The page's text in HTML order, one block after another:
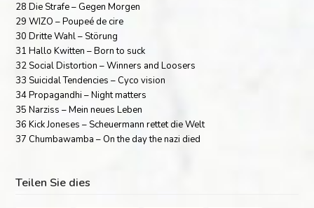
28 Die Strafe – Gegen Morgen
29 WIZO – Poupeé de cire
30 Dritte Wahl – Störung
31 Hallo Kwitten – Born to suck
32 Social Distortion – Winners and Loosers
33 Suicidal Tendencies – Cyco vision
34 Propagandhi – Night matters
35 Narziss – Mein neues Leben
36 Kick Joneses – Scheuermann rettet die Welt
37 Chumbawamba – On the day the nazi died
Teilen Sie dies